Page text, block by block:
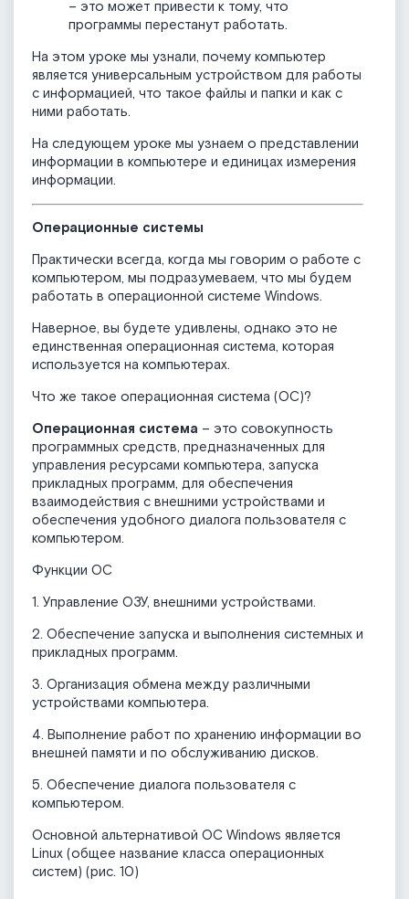
– это может привести к тому, что
программы перестанут работать.
На этом уроке мы узнали, почему компьютер
является универсальным устройством для работы
с информацией, что такое файлы и папки и как с
ними работать.
На следующем уроке мы узнаем о представлении
информации в компьютере и единицах измерения
информации.
Операционные системы
Практически всегда, когда мы говорим о работе с
компьютером, мы подразумеваем, что мы будем
работать в операционной системе Windows.
Наверное, вы будете удивлены, однако это не
единственная операционная система, которая
используется на компьютерах.
Что же такое операционная система (ОС)?
Операционная система – это совокупность
программных средств, предназначенных для
управления ресурсами компьютера, запуска
прикладных программ, для обеспечения
взаимодействия с внешними устройствами и
обеспечения удобного диалога пользователя с
компьютером.
Функции ОС
1. Управление ОЗУ, внешними устройствами.
2. Обеспечение запуска и выполнения системных и
прикладных программ.
3. Организация обмена между различными
устройствами компьютера.
4. Выполнение работ по хранению информации во
внешней памяти и по обслуживанию дисков.
5. Обеспечение диалога пользователя с
компьютером.
Основной альтернативой ОС Windows является
Linux (общее название класса операционных
систем) (рис. 10)